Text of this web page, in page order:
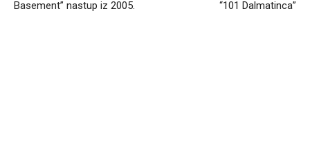
Basement” nastup iz 2005. “101 Dalmatinca”